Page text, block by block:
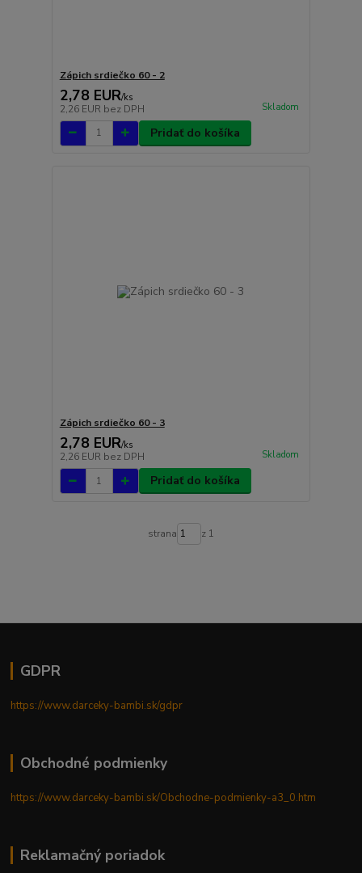
Zápich srdiečko 60 - 2
2,78 EUR/ks
2,26 EUR bez DPH Skladom
Pridať do košíka
Zápich srdiečko 60 - 3
2,78 EUR/ks
2,26 EUR bez DPH Skladom
Pridať do košíka
strana z 1
GDPR
https://www.darceky-bambi.sk/gdpr
Obchodné podmienky
https://www.darceky-bambi.sk/Obchodne-podmienky-a3_0.htm
Reklamačný poriadok